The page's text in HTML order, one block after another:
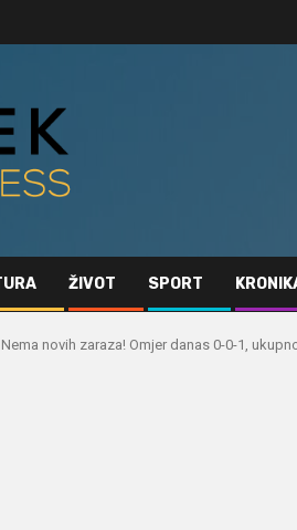
ŽIVOT SPORT
Nema novih zaraza! Omjer danas 0-0-1,